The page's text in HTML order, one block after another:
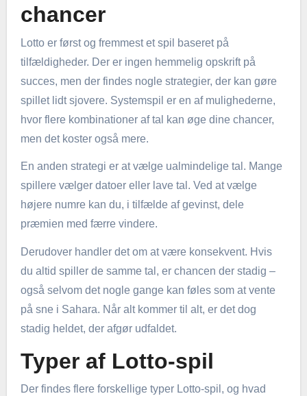
chancer
Lotto er først og fremmest et spil baseret på
tilfældigheder. Der er ingen hemmelig opskrift på
succes, men der findes nogle strategier, der kan gøre
spillet lidt sjovere. Systemspil er en af mulighederne,
hvor flere kombinationer af tal kan øge dine chancer,
men det koster også mere.
En anden strategi er at vælge ualmindelige tal. Mange
spillere vælger datoer eller lave tal. Ved at vælge
højere numre kan du, i tilfælde af gevinst, dele
præmien med færre vindere.
Derudover handler det om at være konsekvent. Hvis
du altid spiller de samme tal, er chancen der stadig –
også selvom det nogle gange kan føles som at vente
på sne i Sahara. Når alt kommer til alt, er det dog
stadig heldet, der afgør udfaldet.
Typer af Lotto-spil
Der findes flere forskellige typer Lotto-spil, og hvad